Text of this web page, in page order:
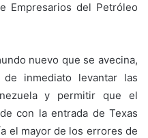
Empresarios del Petróleo
nuevo que se avecina,
de inmediato levantar las
y permitir que el
con la entrada de Texas
el mayor de los errores de